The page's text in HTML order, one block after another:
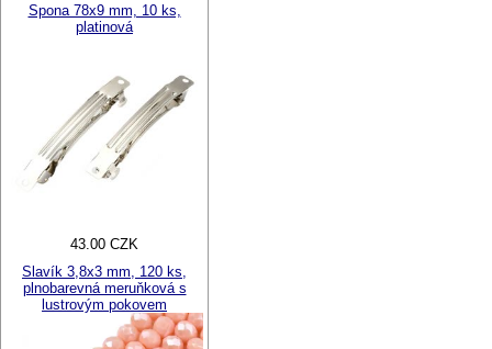
Spona 78x9 mm, 10 ks,
platinová
43.00 CZK
Slavík 3,8x3 mm, 120 ks,
plnobarevná meruňková s
lustrovým pokovem